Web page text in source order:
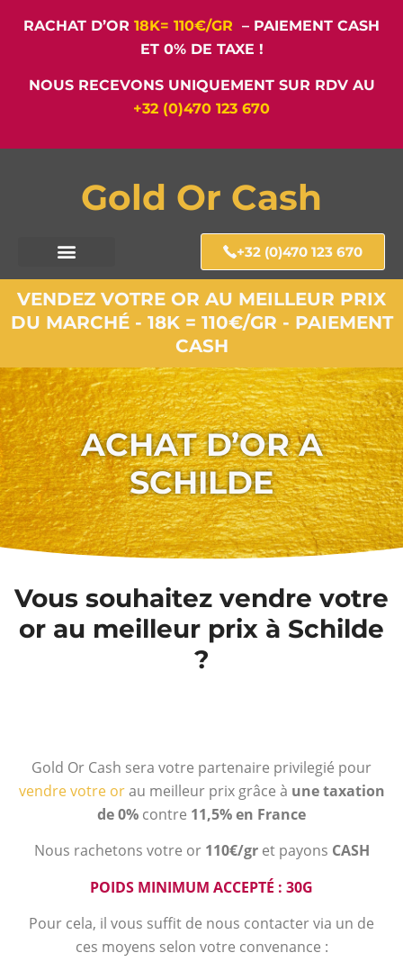
RACHAT D’OR 18K= 110€/GR – PAIEMENT CASH
ET 0% DE TAXE !
NOUS RECEVONS UNIQUEMENT SUR RDV AU
+32 (0)470 123 670
Gold Or Cash
+32 (0)470 123 670
VENDEZ VOTRE OR AU MEILLEUR PRIX
DU MARCHÉ - 18K = 110€/GR - PAIEMENT
CASH
ACHAT D’OR A
SCHILDE
Vous souhaitez vendre votre
or au meilleur prix à Schilde
?
Gold Or Cash sera votre partenaire privilegié pour
vendre votre orau meilleur prix grâce à une taxation
de 0% contre 11,5% en France
Nous rachetons votre or 110€/gr et payons CASH
POIDS MINIMUM ACCEPTÉ : 30G
Pour cela, il vous suffit de nous contacter via un de
ces moyens selon votre convenance :